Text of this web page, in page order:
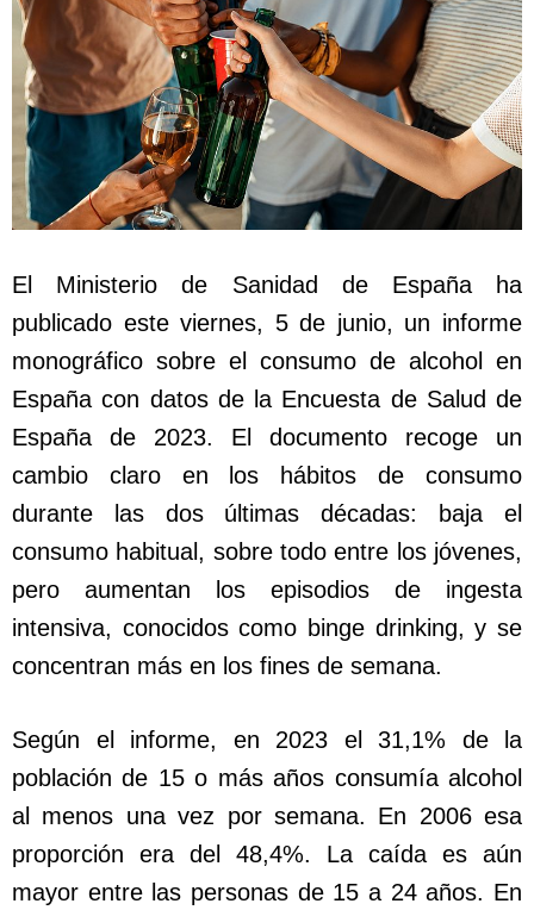
El Ministerio de Sanidad de España ha
publicado este viernes, 5 de junio, un informe
monográfico sobre el consumo de alcohol en
España con datos de la Encuesta de Salud de
España de 2023. El documento recoge un
cambio claro en los hábitos de consumo
durante las dos últimas décadas: baja el
consumo habitual, sobre todo entre los jóvenes,
pero aumentan los episodios de ingesta
intensiva, conocidos como binge drinking, y se
concentran más en los fines de semana.
Según el informe, en 2023 el 31,1% de la
población de 15 o más años consumía alcohol
al menos una vez por semana. En 2006 esa
proporción era del 48,4%. La caída es aún
mayor entre las personas de 15 a 24 años. En